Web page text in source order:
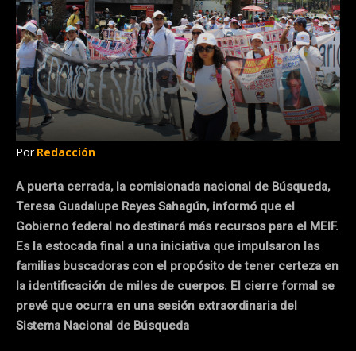
Por Redacción
A puerta cerrada, la comisionada nacional de Búsqueda,
Teresa Guadalupe Reyes Sahagún, informó que el
Gobierno federal no destinará más recursos para el MEIF.
Es la estocada final a una iniciativa que impulsaron las
familias buscadoras con el propósito de tener certeza en
la identificación de miles de cuerpos. El cierre formal se
prevé que ocurra en una sesión extraordinaria del
Sistema Nacional de Búsqueda